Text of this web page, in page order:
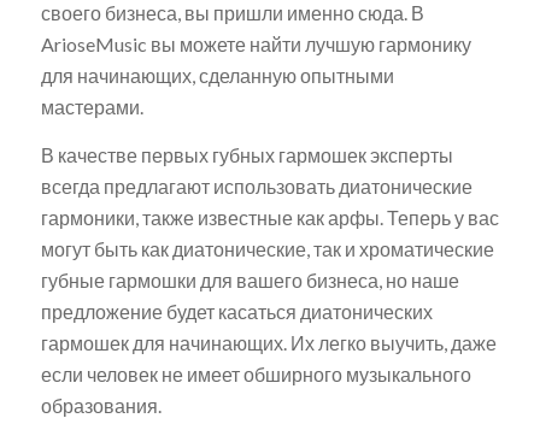
своего бизнеса, вы пришли именно сюда. В
ArioseMusic вы можете найти лучшую гармонику
для начинающих, сделанную опытными
мастерами.
В качестве первых губных гармошек эксперты
всегда предлагают использовать диатонические
гармоники, также известные как арфы. Теперь у вас
могут быть как диатонические, так и хроматические
губные гармошки для вашего бизнеса, но наше
предложение будет касаться диатонических
гармошек для начинающих. Их легко выучить, даже
если человек не имеет обширного музыкального
образования.